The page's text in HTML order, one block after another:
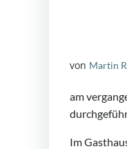
von Martin
am
Im